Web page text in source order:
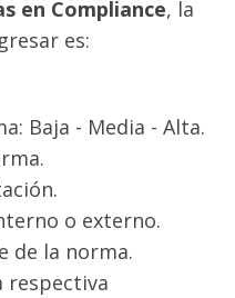
en Compliance, la
es:
Baja - Media - Alta.
o externo.
de la norma.
respectiva